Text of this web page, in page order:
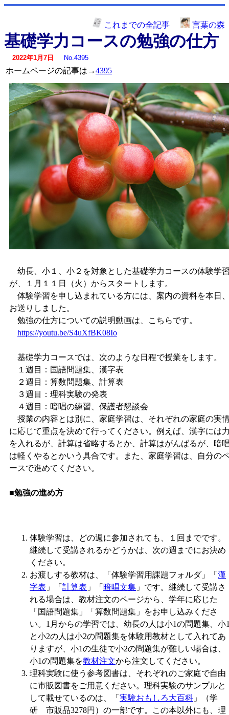
これまでの全記事 言葉の森
基礎学力コースの勉強の仕方
2022年1月7日 No.4395
ホームページの記事は→4395
幼長、小１、小２を対象とした基礎学力コースの体験学
が、１月１１日（火）からスタートします。
体験学習を申し込まれている方には、案内の資料を本日
お送りしました。
勉強の仕方についての説明動画は、こちらです。
https://youtu.be/S4uXfBK08Io
基礎学力コースでは、次のような日程で授業をします。
１週目：国語問題集、漢字表
２週目：算数問題集、計算表
３週目：理科実験の発表
４週目：暗唱の練習、保護者懇談会
授業の内容とは別に、家庭学習は、それぞれの家庭の実
に応じて重点を決めて行ってください。例えば、漢字には
を入れるが、計算は省略するとか、計算はがんばるが、暗
は軽くやるとかいう具合です。また、家庭学習は、自分の
ースで進めてください。
■勉強の進め方
体験学習は、どの週に参加されても、１回までです。
継続して受講されるかどうかは、次の週までにお決め
ください。
お渡しする教材は、「体験学習用課題フォルダ」「 漢
字表 」「 計算表 」「 暗唱文集 」です。継続して受講さ
れる場合は、教材注文のページから、学年に応じた
「国語問題集」「算数問題集」をお申し込みくださ
い。1月からの学習では、幼長の人は小1の問題集、小
と小2の人は小2の問題集を体験用教材として入れてあ
りますが、小1の生徒で小2の問題集が難しい場合は、
小1の問題集を教材注文から注文してください。
理科実験に使う参考図書は、それぞれのご家庭で自由
に市販図書をご用意ください。理科実験のサンプルと
して載せているのは、「 実験おもしろ大百科 」（学
研 市販品3278円）の一部です。この本以外にも、理